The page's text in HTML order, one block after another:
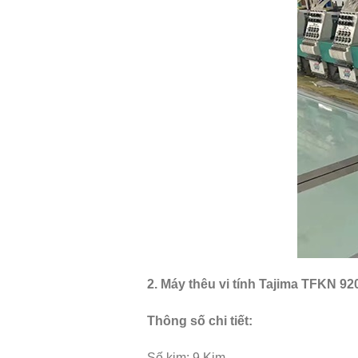
2. Máy thêu vi tính Tajima TFKN
Thông số chi tiết: